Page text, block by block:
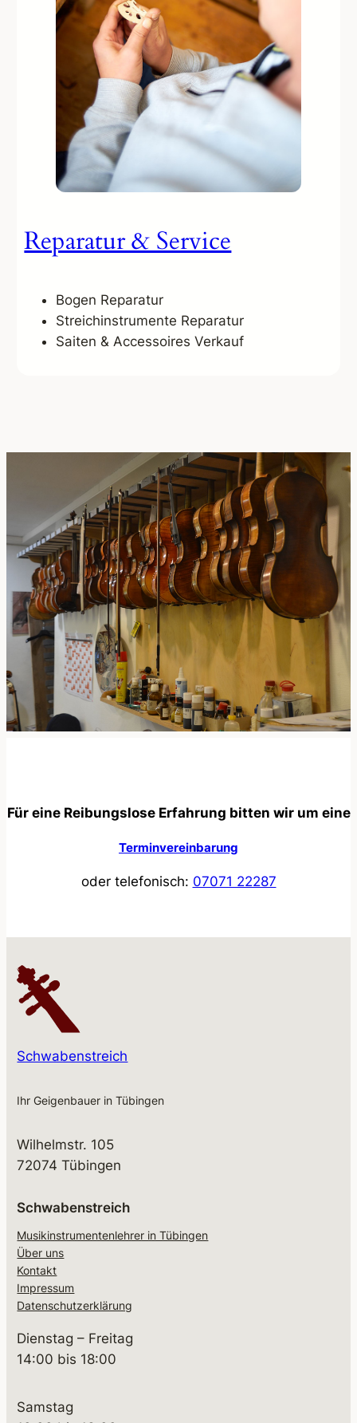
Reparatur & Service
Bogen Reparatur
Streichinstrumente Reparatur
Saiten & Accessoires Verkauf
Für eine Reibungslose Erfahrung bitten wir um eine
Terminvereinbarung
oder telefonisch: 07071 22287
Schwabenstreich
Ihr Geigenbauer in Tübingen
Wilhelmstr. 105
72074 Tübingen
Schwabenstreich
Musikinstrumentenlehrer in Tübingen
Über uns
Kontakt
Impressum
Datenschutzerklärung
Dienstag – Freitag
14:00 bis 18:00
Samstag